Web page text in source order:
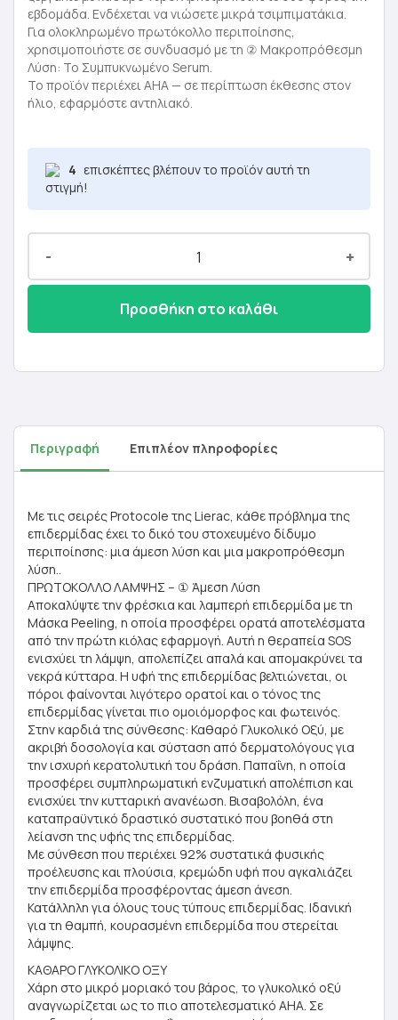
εβδομάδα. Ενδέχεται να νιώσετε μικρά τσιμπιματάκια.
Για ολοκληρωμένο πρωτόκολλο περιποίησης,
χρησιμοποιήστε σε συνδυασμό με τη ② Μακροπρόθεσμη
Λύση: Το Συμπυκνωμένο Serum.
Το προϊόν περιέχει AHA — σε περίπτωση έκθεσης στον
ήλιο, εφαρμόστε αντηλιακό.
4 επισκέπτες βλέπουν το προϊόν αυτή τη
στιγμή!
- +
Προσθήκη στο καλάθι
Περιγραφή Επιπλέον πληροφορίες
Με τις σειρές Protocole της Lierac, κάθε πρόβλημα της
επιδερμίδας έχει το δικό του στοχευμένο δίδυμο
περιποίησης: μια άμεση λύση και μια μακροπρόθεσμη
λύση..
ΠΡΩΤΟΚΟΛΛΟ ΛΑΜΨΗΣ – ① Άμεση Λύση
Αποκαλύψτε την φρέσκια και λαμπερή επιδερμίδα με τη
Μάσκα Peeling, η οποία προσφέρει ορατά αποτελέσματα
από την πρώτη κιόλας εφαρμογή. Αυτή η θεραπεία SOS
ενισχύει τη λάμψη, απολεπίζει απαλά και απομακρύνει τα
νεκρά κύτταρα. Η υφή της επιδερμίδας βελτιώνεται, οι
πόροι φαίνονται λιγότερο ορατοί και ο τόνος της
επιδερμίδας γίνεται πιο ομοιόμορφος και φωτεινός.
Στην καρδιά της σύνθεσης: Καθαρό Γλυκολικό Οξύ, με
ακριβή δοσολογία και σύσταση από δερματολόγους για
την ισχυρή κερατολυτική του δράση. Παπαΐνη, η οποία
προσφέρει συμπληρωματική ενζυματική απολέπιση και
ενισχύει την κυτταρική ανανέωση. Βισαβολόλη, ένα
καταπραϋντικό δραστικό συστατικό που βοηθά στη
λείανση της υφής της επιδερμίδας.
Με σύνθεση που περιέχει 92% συστατικά φυσικής
προέλευσης και πλούσια, κρεμώδη υφή που αγκαλιάζει
την επιδερμίδα προσφέροντας άμεση άνεση.
Κατάλληλη για όλους τους τύπους επιδερμίδας. Ιδανική
για τη θαμπή, κουρασμένη επιδερμίδα που στερείται
λάμψης.
ΚΑΘΑΡΟ ΓΛΥΚΟΛΙΚΟ ΟΞΥ
Χάρη στο μικρό μοριακό του βάρος, το γλυκολικό οξύ
αναγνωρίζεται ως το πιο αποτελεσματικό AHA. Σε